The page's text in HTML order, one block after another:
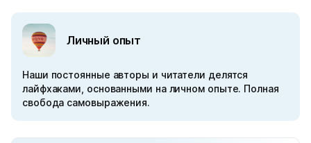
Личный опыт
Наши постоянные авторы и читатели делятся
лайфхаками, основанными на личном опыте. Полная
свобода самовыражения.